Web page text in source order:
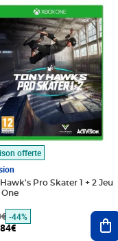
offerte
Pro Skater 1 + 2 Jeu
barré 35,99€
-44%
19,84€